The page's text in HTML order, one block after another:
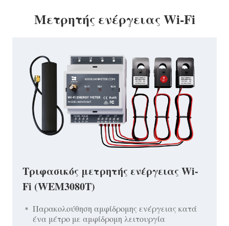
Μετρητής ενέργειας Wi-Fi
Τριφασικός μετρητής ενέργειας Wi-
Fi (WEM3080T)
Παρακολούθηση αμφίδρομης ενέργειας κατά
ένα μέτρο με αμφίδρομη λειτουργία